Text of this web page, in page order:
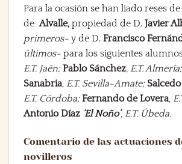
Para la ocasión se han liado reses
deAlvalle, propiedad de D. Javier
primeros- y de D. Francisco
últimos- para los siguientes
E.T. Jaén; Pablo Sánchez, E.T. Almería;
Sanabria, E.T. Sevilla-Amate;
E.T. Córdoba; Fernando de Lovera,
Antonio Díaz ‘El Noño’, E.T. Úbeda.
Comentario de las actuaciones
novilleros